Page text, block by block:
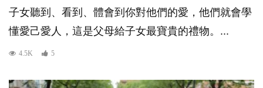
子女聽到、看到、體會到你對他們的愛，他們就會學
懂愛己愛人，這是父母給子女最寶貴的禮物。...
4.5K 5